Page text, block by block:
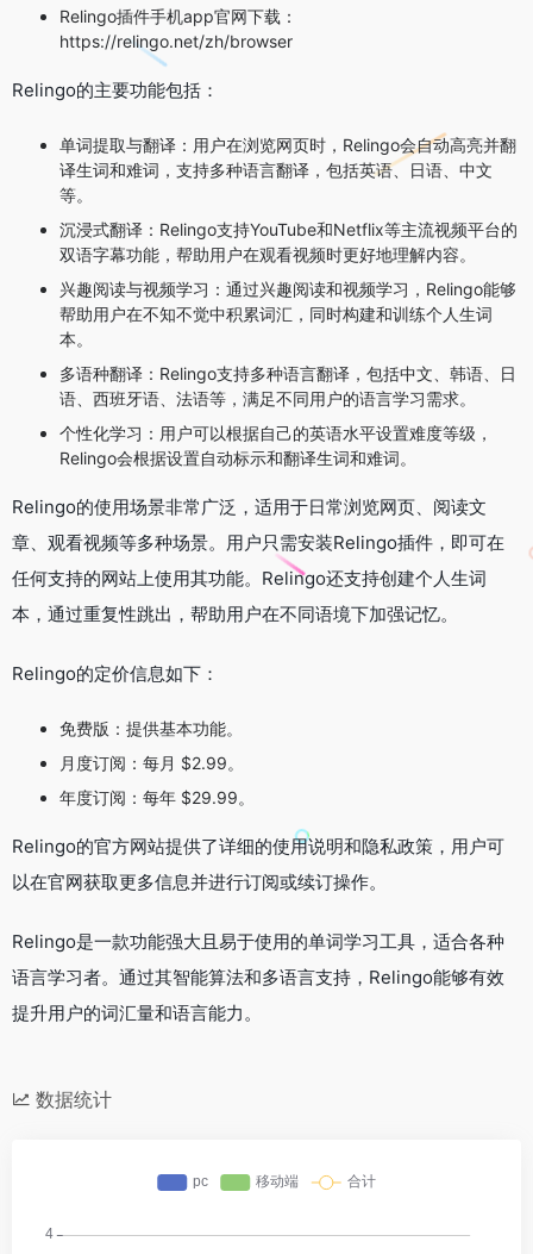
Relingo插件手机app官网下载：
https://relingo.net/zh/browser
Relingo的主要功能包括：
单词提取与翻译：用户在浏览网页时，Relingo会自动高亮并翻
译生词和难词，支持多种语言翻译，包括英语、日语、中文
等。
沉浸式翻译：Relingo支持YouTube和Netflix等主流视频平台的
双语字幕功能，帮助用户在观看视频时更好地理解内容。
兴趣阅读与视频学习：通过兴趣阅读和视频学习，Relingo能够
帮助用户在不知不觉中积累词汇，同时构建和训练个人生词
本。
多语种翻译：Relingo支持多种语言翻译，包括中文、韩语、日
语、西班牙语、法语等，满足不同用户的语言学习需求。
个性化学习：用户可以根据自己的英语水平设置难度等级，
Relingo会根据设置自动标示和翻译生词和难词。
Relingo的使用场景非常广泛，适用于日常浏览网页、阅读文
章、观看视频等多种场景。用户只需安装Relingo插件，即可在
任何支持的网站上使用其功能。Relingo还支持创建个人生词
本，通过重复性跳出，帮助用户在不同语境下加强记忆。
Relingo的定价信息如下：
免费版：提供基本功能。
月度订阅：每月 $2.99。
年度订阅：每年 $29.99。
Relingo的官方网站提供了详细的使用说明和隐私政策，用户可
以在官网获取更多信息并进行订阅或续订操作。
Relingo是一款功能强大且易于使用的单词学习工具，适合各种
语言学习者。通过其智能算法和多语言支持，Relingo能够有效
提升用户的词汇量和语言能力。
数据统计